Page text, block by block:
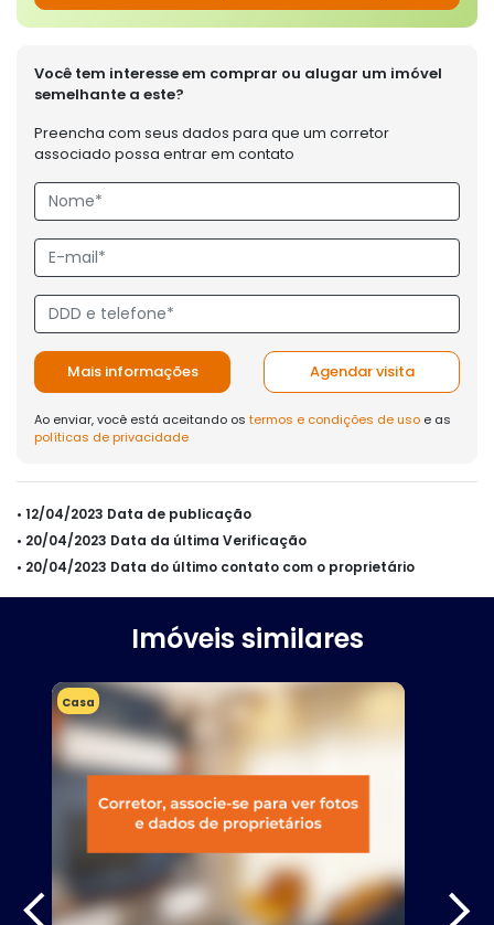
Você tem interesse em comprar ou alugar um imóvel
semelhante a este?
Preencha com seus dados para que um corretor
associado possa entrar em contato
Mais informações Agendar visita
Ao enviar, você está aceitando os termos e condições de uso e as
políticas de privacidade
• 12/04/2023 Data de publicação
• 20/04/2023 Data da última Verificação
• 20/04/2023 Data do último contato com o proprietário
Imóveis similares
Casa